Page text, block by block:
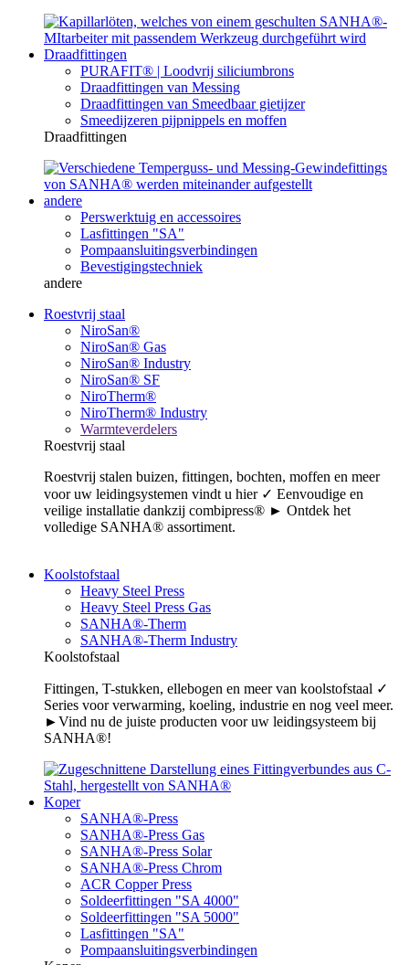
Draadfittingen
PURAFIT® | Loodvrij siliciumbrons
Draadfittingen van Messing
Draadfittingen van Smeedbaar gietijzer
Smeedijzeren pijpnippels en moffen
Draadfittingen
andere
Perswerktuig en accessoires
Lasfittingen "SA"
Pompaansluitingsverbindingen
Bevestigingstechniek
andere
Roestvrij staal
NiroSan®
NiroSan® Gas
NiroSan® Industry
NiroSan® SF
NiroTherm®
NiroTherm® Industry
Warmteverdelers
Roestvrij staal
Roestvrij stalen buizen, fittingen, bochten, moffen en meer
voor uw leidingsystemen vindt u hier ✓ Eenvoudige en
veilige installatie dankzij combipress® ► Ontdek het
volledige SANHA® assortiment.
Koolstofstaal
Heavy Steel Press
Heavy Steel Press Gas
SANHA®-Therm
SANHA®-Therm Industry
Koolstofstaal
Fittingen, T-stukken, ellebogen en meer van koolstofstaal ✓
Series voor verwarming, koeling, industrie en nog veel meer.
►Vind nu de juiste producten voor uw leidingsysteem bij
SANHA®!
Koper
SANHA®-Press
SANHA®-Press Gas
SANHA®-Press Solar
SANHA®-Press Chrom
ACR Copper Press
Soldeerfittingen "SA 4000"
Soldeerfittingen "SA 5000"
Lasfittingen "SA"
Pompaansluitingsverbindingen